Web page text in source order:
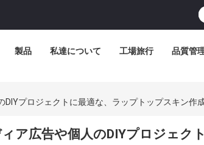
製品 私達について 工場旅行 品質管
DIYプロジェクトに最適な、ラップトップスキン作
ア広告や個人のDIYプロジェク